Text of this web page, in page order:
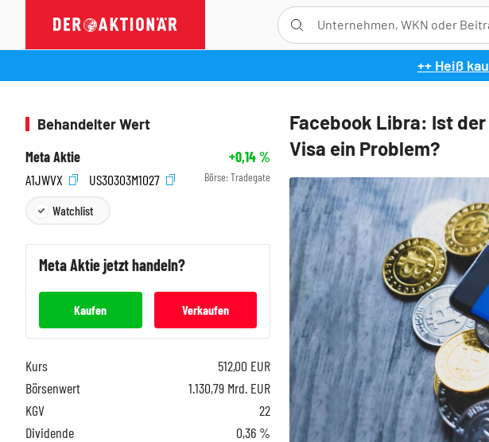
++ Heiß
Facebook Libra: Ist
Visa ein Problem?
Behandelter Wert
Meta Aktie
+0,14%
A1JWVX
US30303M1027 Börse: Tradegate
Watchlist
MetaAktie jetzt handeln?
Kaufen Verkaufen
Kurs 512,00 EUR
Börsenwert
1.130,79 Mrd. EUR
KGV
22
Dividende
0,36 %